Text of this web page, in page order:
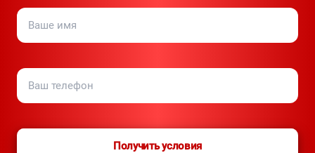
Получить условия